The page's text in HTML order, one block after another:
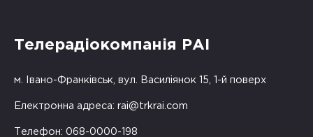
Телерадіокомпанія РАІ
м. Івано-Франківськ, вул. Василіянок 15, 1-й поверх
Електронна адреса: rai@trkrai.com
Телефон: 068-0000-198